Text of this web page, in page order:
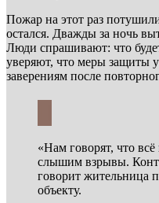
Пожар на этот раз
остался. Дважды за ночь
Люди спрашивают: что
уверяют, что меры защиты
заверениям после
«Нам говорят, что
слышим взрывы.
говорит жительница
объекту.